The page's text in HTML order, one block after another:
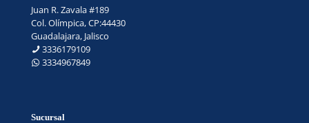
Juan R. Zavala #189
Col. Olímpica, CP:44430
Guadalajara, Jalisco
3336179109
3334967849
Sucursal